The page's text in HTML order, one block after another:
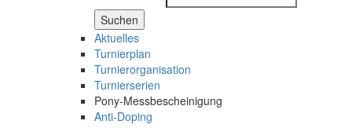
Suchen
Aktuelles
Turnierplan
Turnierorganisation
Turnierserien
Pony-Messbescheinigung
Anti-Doping